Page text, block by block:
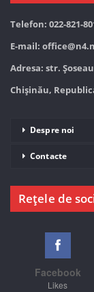
Telefon: 022-821-
E-mail:
Adresa: str.
Chișinău,
Despre noi
Contacte
Rețele de
Facebook
Likes